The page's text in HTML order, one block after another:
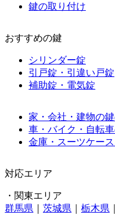
鍵の取り付け
おすすめの鍵
シリンダー錠
引戸錠・引違い戸錠
補助錠・電気錠
家・会社・建物の
車・バイク・自転
金庫・スーツケー
対応エリア
・関東エリア
群馬県
茨城県 栃木県